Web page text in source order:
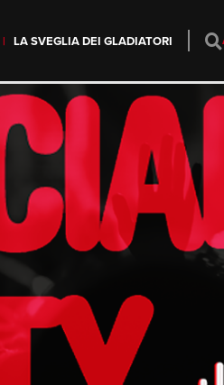
LA SVEGLIA DEI GLADIATORI